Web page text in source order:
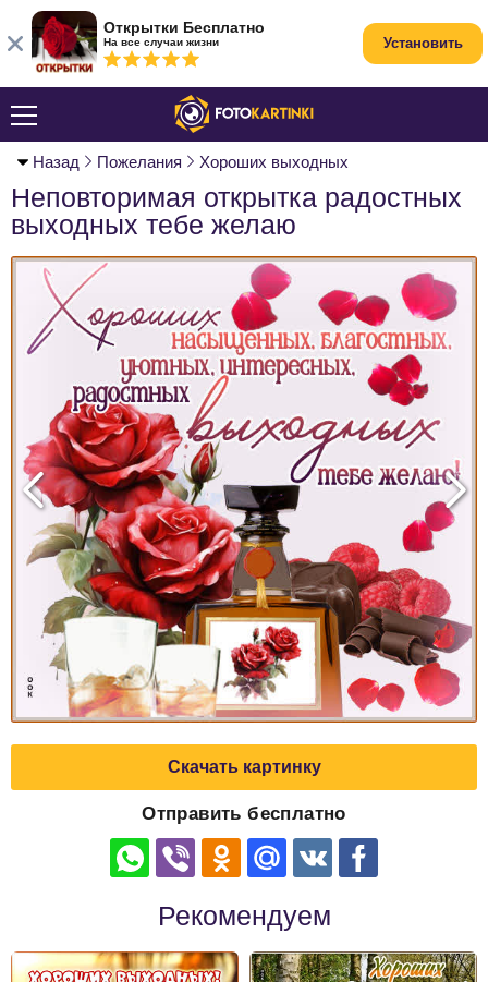
Назад Пожелания Хороших выходных
Неповторимая открытка радостных
выходных тебе желаю
Скачать картинку
Отправить бесплатно
Рекомендуем
Открытки Бесплатно
На все случаи жизни Установить